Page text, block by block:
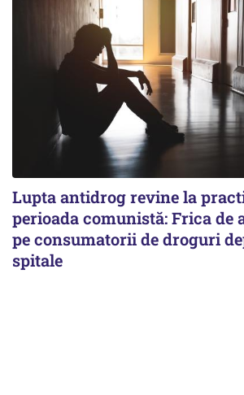
Lupta antidrog revine la
perioada comunistă: Frica de
pe consumatorii de droguri
spitale